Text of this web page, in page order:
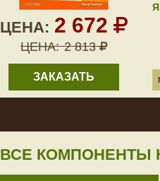
ЦЕНА: 2 672
ЦЕНА: 2 813
ЗАКАЗАТЬ
ВСЕ КОМПОНЕНТЫ